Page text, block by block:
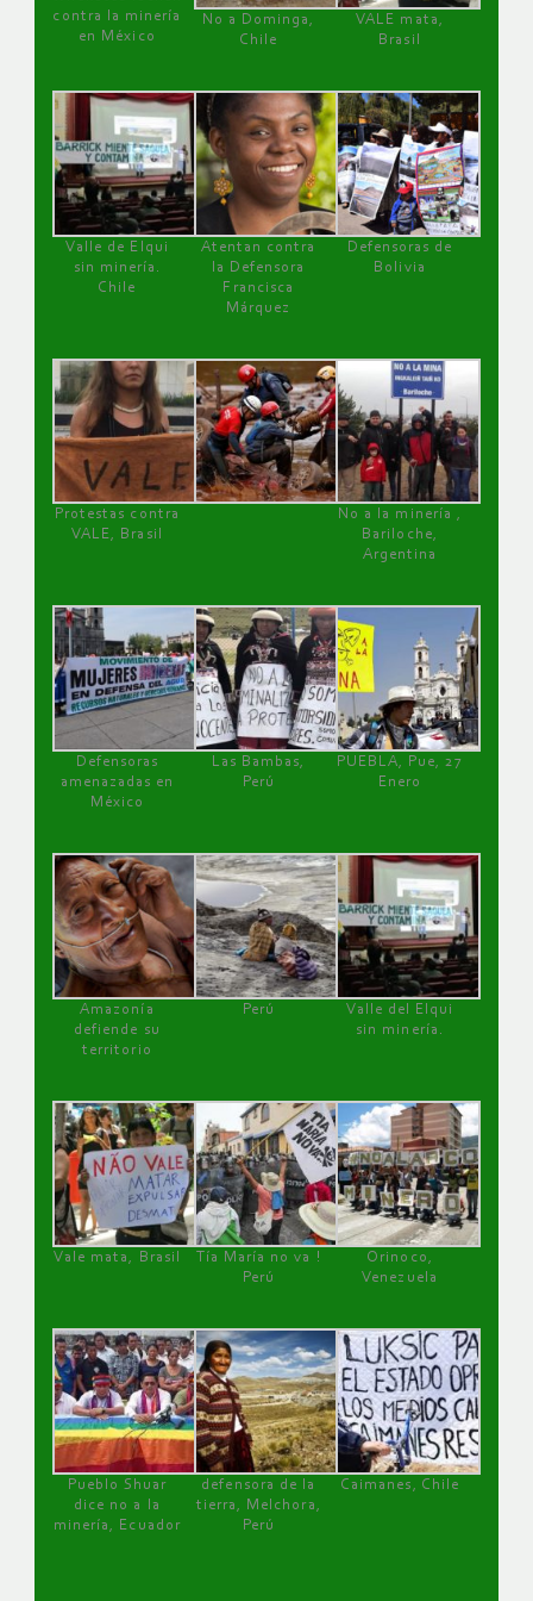
contra la minería
en México
No a Dominga,
Chile
VALE mata,
Brasil
Valle de Elqui
sin minería.
Chile
Atentan contra
la Defensora
Francisca
Márquez
Defensoras de
Bolivia
Protestas contra
VALE, Brasil
No a la minería ,
Bariloche,
Argentina
Defensoras
amenazadas en
México
Las Bambas,
Perú
PUEBLA, Pue, 27
Enero
Amazonía
defiende su
territorio
Perú
Valle del Elqui
sin minería.
Vale mata, Brasil
Tía María no va !
Perú
Orinoco,
Venezuela
Pueblo Shuar
dice no a la
minería, Ecuador
defensora de la
tierra, Melchora,
Perú
Caimanes, Chile